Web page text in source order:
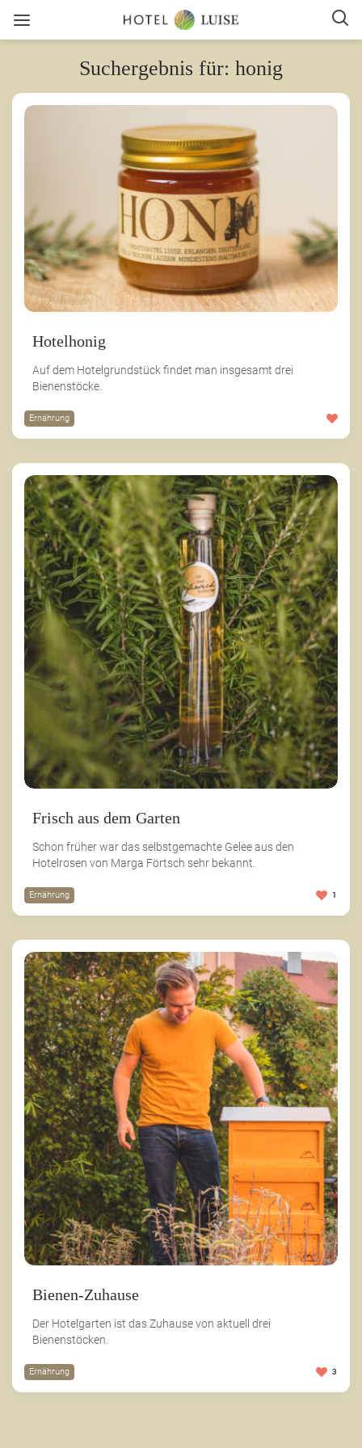
Suchergebnis für: honig
Hotelhonig
Auf dem Hotelgrundstück findet man insgesamt drei
Bienenstöcke.
Ernährung
Frisch aus dem Garten
Schon früher war das selbstgemachte Gelee aus den
Hotelrosen von Marga Förtsch sehr bekannt.
Ernährung 1
Bienen-Zuhause
Der Hotelgarten ist das Zuhause von aktuell drei
Bienenstöcken.
Ernährung 3